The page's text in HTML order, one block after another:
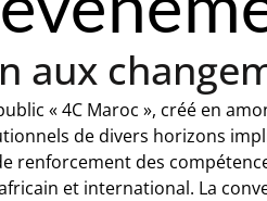
aux
« 4C Maroc », créé en
de divers horizons
renforcement des
et international. La